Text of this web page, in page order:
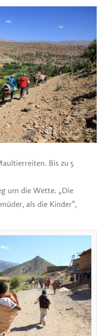
Bis zu 5
um die Wette. „Die
als die Kinder“,